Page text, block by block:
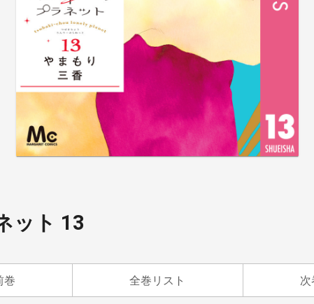
ット 13
巻 全巻リスト 次